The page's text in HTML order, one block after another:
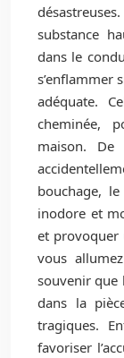
substance
dans le
s’enflammer
adéquate.
cheminée,
maison.
bouchage,
inodore et
et provoquer
vous
souvenir que
dans la
tragiques.
favoriser